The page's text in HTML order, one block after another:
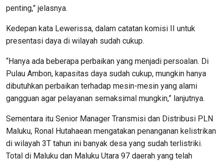
penting,” jelasnya.
Kedepan kata Lewerissa, dalam catatan komisi II untuk
presentasi daya di wilayah sudah cukup.
“Hanya ada beberapa perbaikan yang menjadi persoalan. Di
Pulau Ambon, kapasitas daya sudah cukup, mungkin hanya
dibutuhkan perbaikan terhadap mesin-mesin yang alami
gangguan agar pelayanan semaksimal mungkin,” lanjutnya.
Sementara itu Senior Manager Transmisi dan Distribusi PLN
Maluku, Ronal Hutahaean mengatakan penanganan kelistrikan
di wilayah 3T tahun ini banyak desa yang sudah terlistriki.
Total di Maluku dan Maluku Utara 97 daerah yang telah